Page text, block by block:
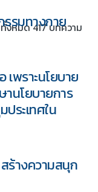
ทั้งหมด 417 บทความ
รมทางกาย
เพราะนโยบาย
านโยบายการ
ระเทศใน
ร้างความสนุก